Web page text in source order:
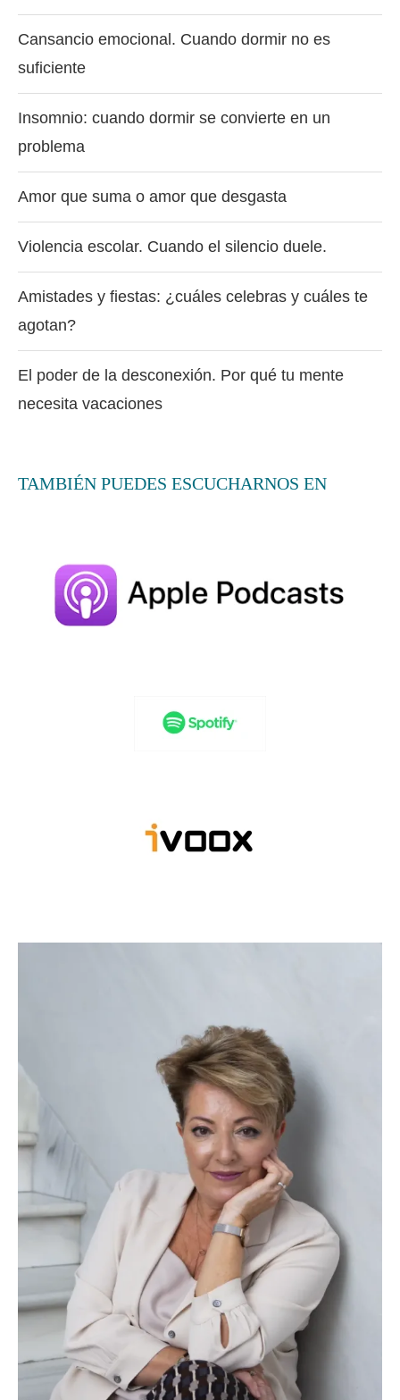
Cansancio emocional. Cuando dormir no es
suficiente
Insomnio: cuando dormir se convierte en un
problema
Amor que suma o amor que desgasta
Violencia escolar. Cuando el silencio duele.
Amistades y fiestas: ¿cuáles celebras y cuáles te
agotan?
El poder de la desconexión. Por qué tu mente
necesita vacaciones
TAMBIÉN PUEDES ESCUCHARNOS EN